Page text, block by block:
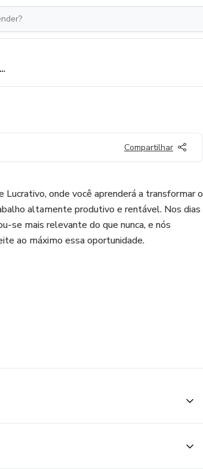
HOME OFFICE LUCRATIVO
Compartilhar
onde você aprenderá a transformar o
altamente produtivo e rentável. Nos dias
se mais relevante do que nunca, e nós
ao máximo essa oportunidade.